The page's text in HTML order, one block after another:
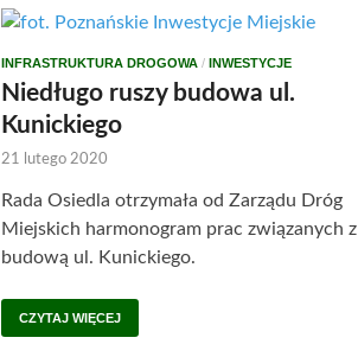
INFRASTRUKTURA DROGOWA / INWESTYCJE
Niedługo ruszy budowa ul.
Kunickiego
21 lutego 2020
Rada Osiedla otrzymała od Zarządu Dróg
Miejskich harmonogram prac związanych z
budową ul. Kunickiego.
CZYTAJ WIĘCEJ